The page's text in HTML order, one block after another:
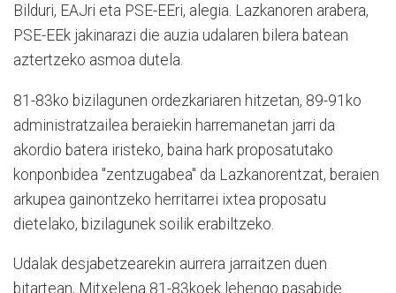
Bilduri, EAJri eta PSE-EEri, alegia. Lazkanoren arabera,
PSE-EEk jakinarazi die auzia udalaren bilera batean
aztertzeko asmoa dutela.
81-83ko bizilagunen ordezkariaren hitzetan, 89-91ko
administratzailea beraiekin harremanetan jarri da
akordio batera iristeko, baina hark proposatutako
konponbidea "zentzugabea" da Lazkanorentzat, beraien
arkupea gainontzeko herritarrei ixtea proposatu
dietelako, bizilagunek soilik erabiltzeko.
Udalak desjabetzearekin aurrera jarraitzen duen
bitartean, Mitxelena 81-83koek lehengo pasabide